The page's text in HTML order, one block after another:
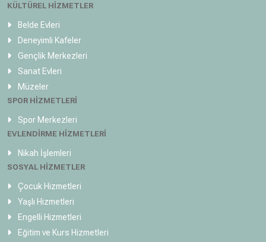
KÜLTÜREL HİZMETLER
Belde Evleri
Deneyimli Kafeler
Gençlik Merkezleri
Sanat Evleri
Müzeler
SPOR HİZMETLERİ
Spor Merkezleri
EVLENDİRME HİZMETLERİ
Nikah İşlemleri
SOSYAL HİZMETLER
Çocuk Hizmetleri
Yaşlı Hizmetleri
Engelli Hizmetleri
Eğitim ve Kurs Hizmetleri